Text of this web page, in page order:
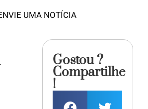
UMA NOTÍCIA
Gostou ?
Compartilhe
!